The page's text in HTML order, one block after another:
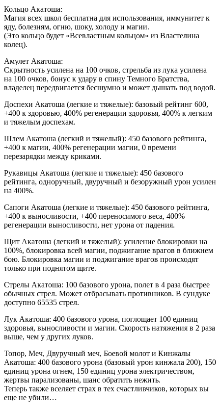
Кольцо Акатоша:
Магия всех школ бесплатна для использования, иммунитет к
яду, болезням, огню, шоку, холоду и магии.
(Это кольцо будет «Всевластным кольцом» из Властелина
колец).
Амулет Акатоша:
Скрытность усилена на 100 очков, стрельба из лука усилена
на 100 очков, бонус к удару в спину Темного Братства,
владелец передвигается бесшумно и может дышать под водой.
Доспехи Акатоша (легкие и тяжелые): базовый рейтинг 600,
+400 к здоровью, 400% регенерации здоровья, 400% к легким
и тяжелым доспехам.
Шлем Акатоша (легкий и тяжелый): 450 базового рейтинга,
+400 к магии, 400% регенерации магии, 0 времени
перезарядки между криками.
Рукавицы Акатоша (легкие и тяжелые): 450 базового
рейтинга, одноручный, двуручный и безоружный урон усилен
на 400%.
Сапоги Акатоша (легкие и тяжелые): 450 базового рейтинга,
+400 к выносливости, +400 переносимого веса, 400%
регенерации выносливости, нет урона от падения.
Щит Акатоша (легкий и тяжелый): усиление блокировки на
100%, блокировка всей магии, поджигание врагов в ближнем
бою. Блокировка магии и поджигание врагов происходят
только при поднятом щите.
Стрелы Акатоша: 100 базового урона, полет в 4 раза быстрее
обычных стрел. Может отбрасывать противников. В сундуке
доступно 65535 стрел.
Лук Акатоша: 400 базового урона, поглощает 100 единиц
здоровья, выносливости и магии. Скорость натяжения в 2 раза
выше, чем у других луков.
Топор, Меч, Двуручный меч, Боевой молот и Кинжалы
Акатоша: 400 базового урона (базовый урон кинжала 200), 150
единиц урона огнем, 150 единиц урона электричеством,
жертвы парализованы, шанс обратить нежить.
Теперь также вселяет страх в тех счастливчиков, которых вы
еще не убили…